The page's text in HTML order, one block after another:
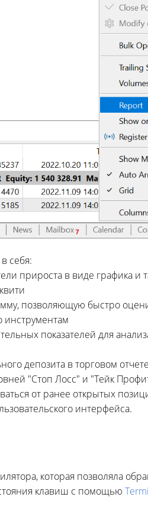
себя:
прироста в виде графика и
позволяющую быстро
инструментам
показателей для
депозита в торговом
"Стоп Лосс" и "Тейк
от ранее открытых
интерфейса.
которая позволяла
клавиш с помощью